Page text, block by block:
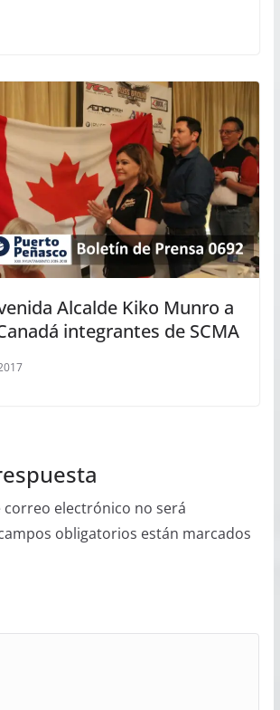
Alcalde Kiko Munro a
integrantes de SCMA
correo electrónico no será
obligatorios están marcados